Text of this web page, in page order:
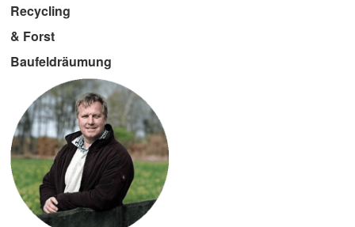
Recycling
& Forst
Baufeldräumung